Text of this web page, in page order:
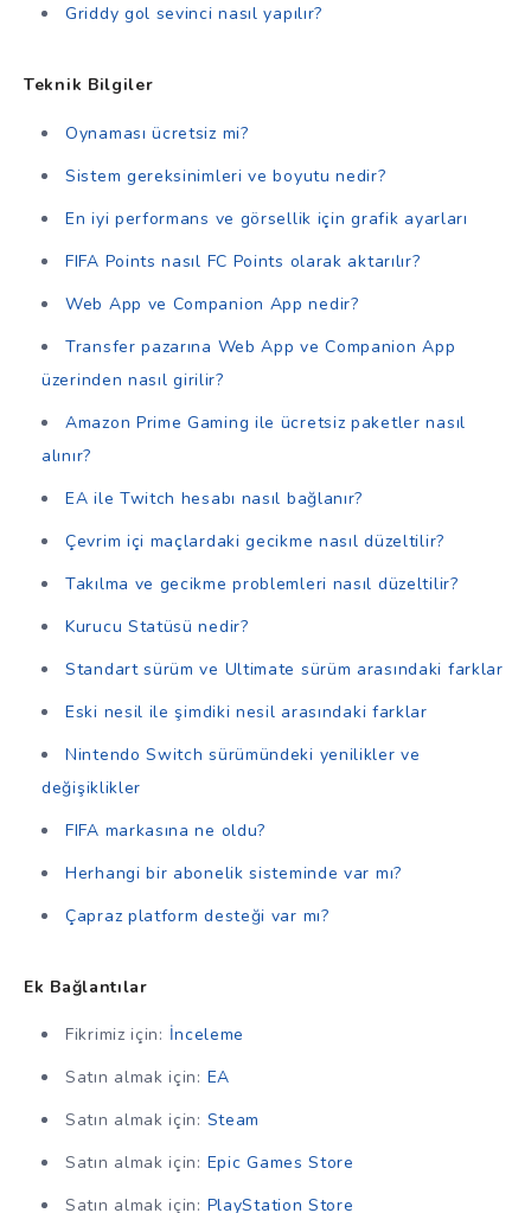
Griddy gol sevinci nasıl yapılır?
Teknik Bilgiler
Oynaması ücretsiz mi?
Sistem gereksinimleri ve boyutu nedir?
En iyi performans ve görsellik için grafik ayarları
FIFA Points nasıl FC Points olarak aktarılır?
Web App ve Companion App nedir?
Transfer pazarına Web App ve Companion App
üzerinden nasıl girilir?
Amazon Prime Gaming ile ücretsiz paketler nasıl
alınır?
EA ile Twitch hesabı nasıl bağlanır?
Çevrim içi maçlardaki gecikme nasıl düzeltilir?
Takılma ve gecikme problemleri nasıl düzeltilir?
Kurucu Statüsü nedir?
Standart sürüm ve Ultimate sürüm arasındaki farklar
Eski nesil ile şimdiki nesil arasındaki farklar
Nintendo Switch sürümündeki yenilikler ve
değişiklikler
FIFA markasına ne oldu?
Herhangi bir abonelik sisteminde var mı?
Çapraz platform desteği var mı?
Ek Bağlantılar
Fikrimiz için: İnceleme
Satın almak için: EA
Satın almak için: Steam
Satın almak için: Epic Games Store
Satın almak için: PlayStation Store